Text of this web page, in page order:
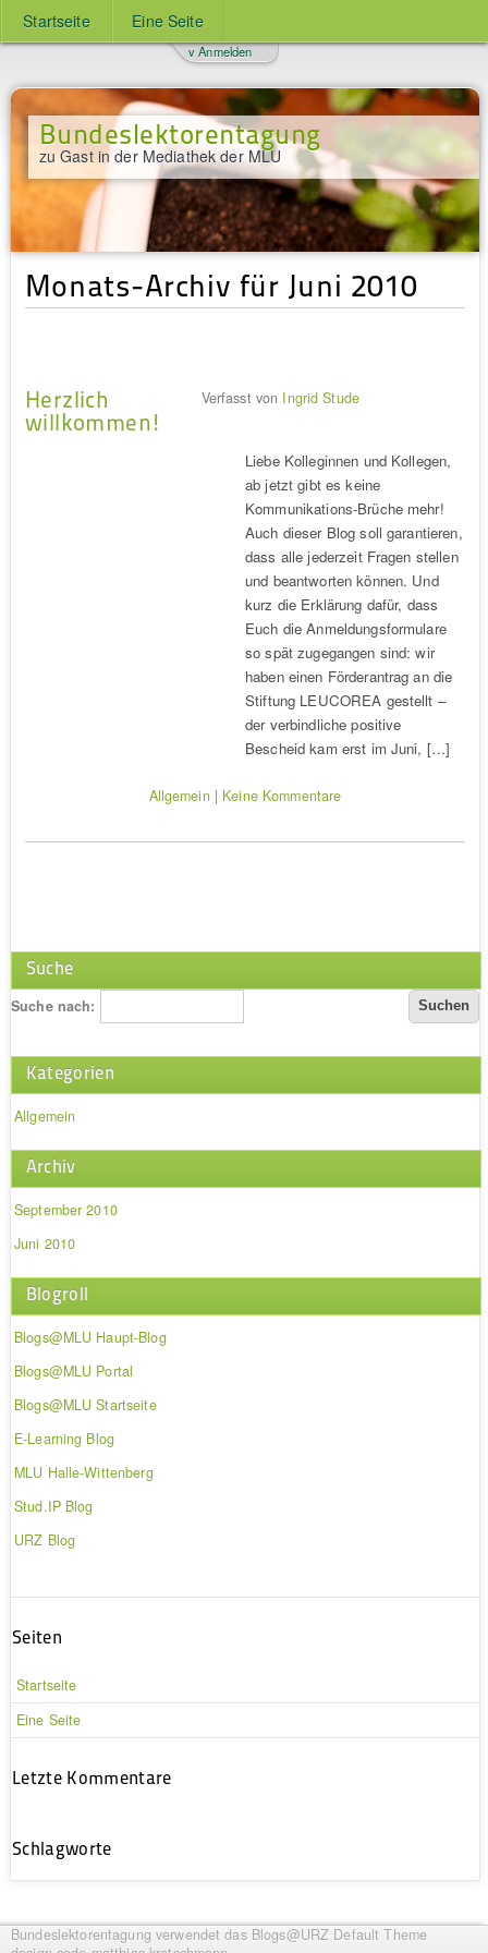
Startseite Eine Seite
Bundeslektorentagung
zu Gast in der Mediathek der MLU
v Anmelden
Monats-Archiv für Juni 2010
Herzlich
willkommen!
Verfasst von Ingrid Stude
Liebe Kolleginnen und Kollegen,
ab jetzt gibt es keine
Kommunikations-Brüche mehr!
Auch dieser Blog soll garantieren,
dass alle jederzeit Fragen stellen
und beantworten können. Und
kurz die Erklärung dafür, dass
Euch die Anmeldungsformulare
so spät zugegangen sind: wir
haben einen Förderantrag an die
Stiftung LEUCOREA gestellt –
der verbindliche positive
Bescheid kam erst im Juni, […]
Allgemein| Keine Kommentare
Suche
Suche nach:
Kategorien
Allgemein
Archiv
September 2010
Juni 2010
Blogroll
Blogs@MLU Haupt-Blog
Blogs@MLU Portal
Blogs@MLU Startseite
E-Learning Blog
MLU Halle-Wittenberg
Stud.IP Blog
URZ Blog
Seiten
Startseite
Eine Seite
Letzte Kommentare
Schlagworte
Bundeslektorentagung verwendet das Blogs@URZ Default Theme